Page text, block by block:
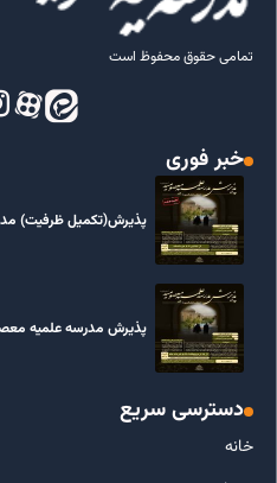
تمامی حقوق محفوظ است
خبر فوری
پذیرش(تکمیل ظرفیت)
پذیرش مدرسه علمیه
دسترسی سریع
خانه